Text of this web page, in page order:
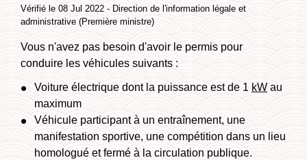
Vérifié le 08 Jul 2022 - Direction de l'information légale et
administrative (Première ministre)
Vous n'avez pas besoin d'avoir le permis pour
conduire les véhicules suivants :
Voiture électrique dont la puissance est de 1 kW au
maximum
Véhicule participant à un entraînement, une
manifestation sportive, une compétition dans un lieu
homologué et fermé à la circulation publique.